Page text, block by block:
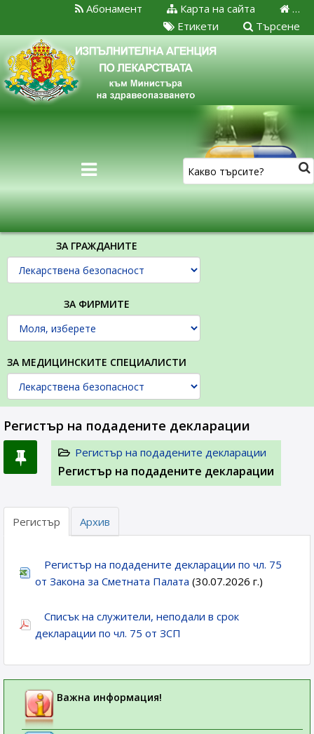
…
Карта на сайта
Абонамент
Търсене
Етикети
ЗА ГРАЖДАНИТЕ
ЗА ФИРМИТЕ
ЗА МЕДИЦИНСКИТЕ СПЕЦИАЛИСТИ
Регистър на подадените декларации
Регистър на подадените декларации
Регистър на подадените декларации
Регистър Архив
Регистър на подадените декларации по чл. 75
от Закона за Сметната Палата (30.07.2026 г.)
Списък на служители, неподали в срок
декларации по чл. 75 от ЗСП
Важна информация!